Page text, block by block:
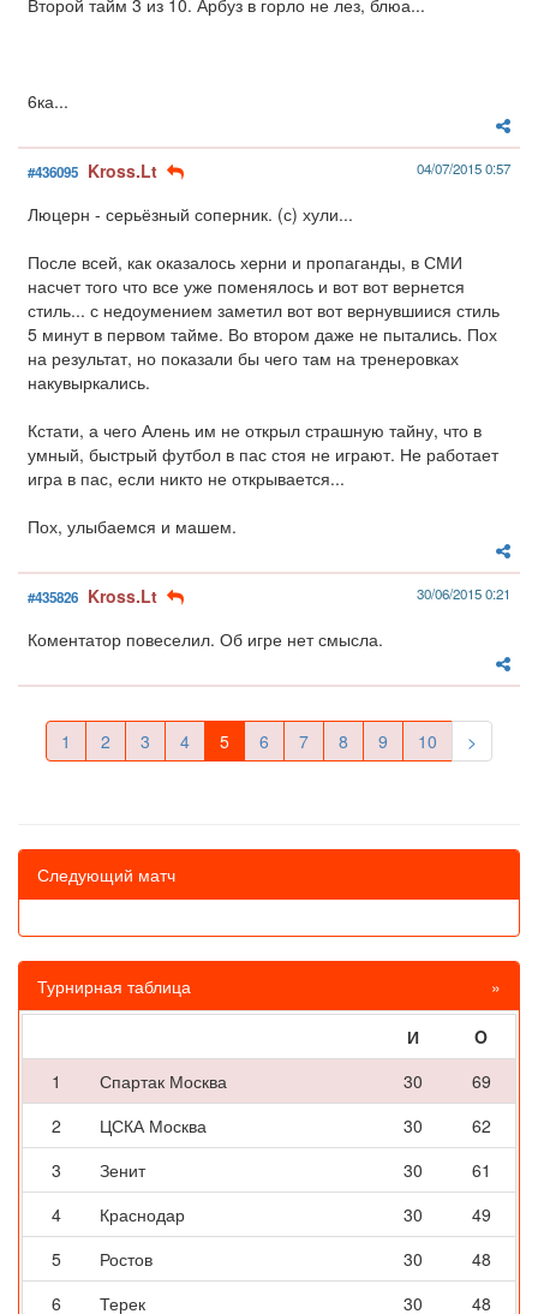
Второй тайм 3 из 10. Арбуз в горло не лез, блюа...
6ка...
#436095 Kross.Lt 04/07/2015 0:57
Люцерн - серьёзный соперник. (с) хули...
После всей, как оказалось херни и пропаганды, в СМИ
насчет того что все уже поменялось и вот вот вернется
стиль... с недоумением заметил вот вот вернувшиися стиль
5 минут в первом тайме. Во втором даже не пытались. Пох
на результат, но показали бы чего там на тренеровках
накувыркались.
Кстати, а чего Алень им не открыл страшную тайну, что в
умный, быстрый футбол в пас стоя не играют. Не работает
игра в пас, если никто не открывается...
Пох, улыбаемся и машем.
#435826 Kross.Lt 30/06/2015 0:21
Коментатор повеселил. Об игре нет смысла.
1 2 3 4 5 6 7 8 9 10 >
Следующий матч
Турнирная таблица »
И
O
1
Спартак Москва 30
69
2
ЦСКА Москва 30
62
3
Зенит 30
61
4
Краснодар 30
49
5
Ростов 30
48
6
Терек 30
48